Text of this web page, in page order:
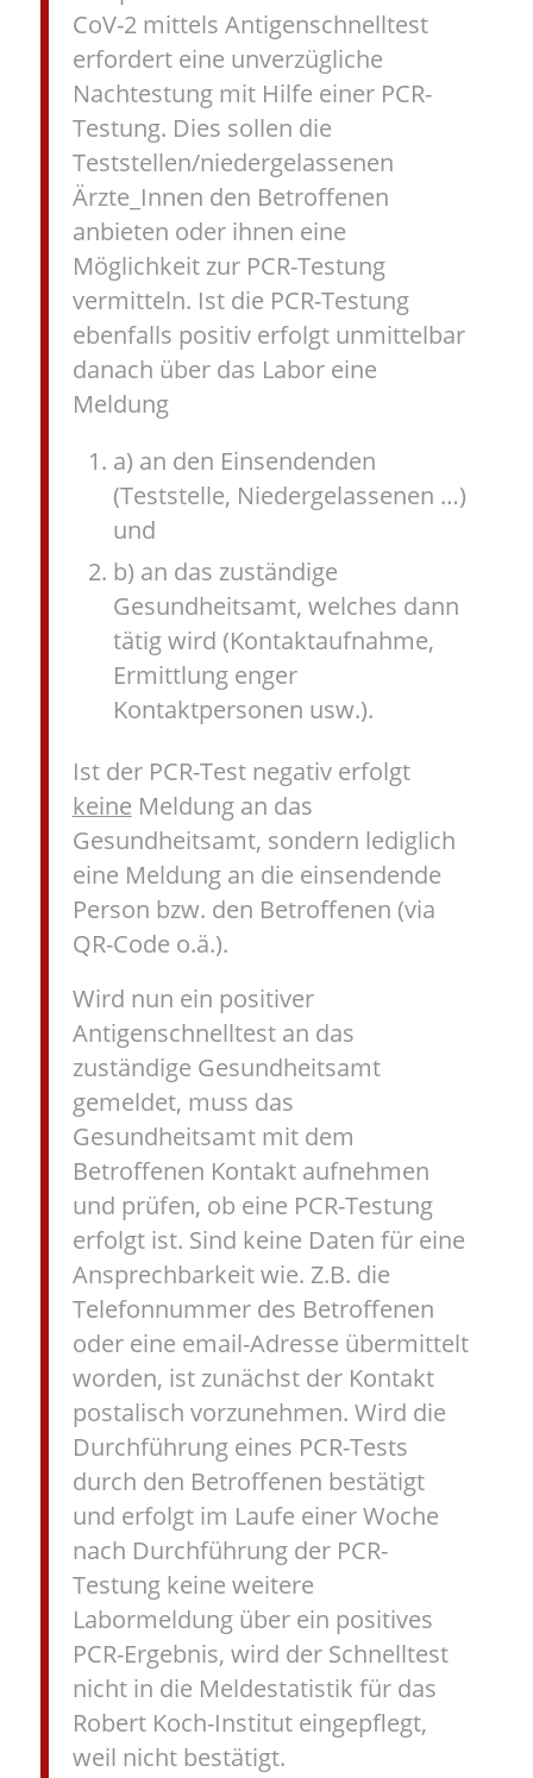
CoV-2 mittels Antigenschnelltest
erfordert eine unverzügliche
Nachtestung mit Hilfe einer PCR-
Testung. Dies sollen die
Teststellen/niedergelassenen
Ärzte_Innen den Betroffenen
anbieten oder ihnen eine
Möglichkeit zur PCR-Testung
vermitteln. Ist die PCR-Testung
ebenfalls positiv erfolgt unmittelbar
danach über das Labor eine
Meldung
a) an den Einsendenden
(Teststelle, Niedergelassenen …)
und
b) an das zuständige
Gesundheitsamt, welches dann
tätig wird (Kontaktaufnahme,
Ermittlung enger
Kontaktpersonen usw.).
Ist der PCR-Test negativ erfolgt
keine Meldung an das
Gesundheitsamt, sondern lediglich
eine Meldung an die einsendende
Person bzw. den Betroffenen (via
QR-Code o.ä.).
Wird nun ein positiver
Antigenschnelltest an das
zuständige Gesundheitsamt
gemeldet, muss das
Gesundheitsamt mit dem
Betroffenen Kontakt aufnehmen
und prüfen, ob eine PCR-Testung
erfolgt ist. Sind keine Daten für eine
Ansprechbarkeit wie. Z.B. die
Telefonnummer des Betroffenen
oder eine email-Adresse übermittelt
worden, ist zunächst der Kontakt
postalisch vorzunehmen. Wird die
Durchführung eines PCR-Tests
durch den Betroffenen bestätigt
und erfolgt im Laufe einer Woche
nach Durchführung der PCR-
Testung keine weitere
Labormeldung über ein positives
PCR-Ergebnis, wird der Schnelltest
nicht in die Meldestatistik für das
Robert Koch-Institut eingepflegt,
weil nicht bestätigt.